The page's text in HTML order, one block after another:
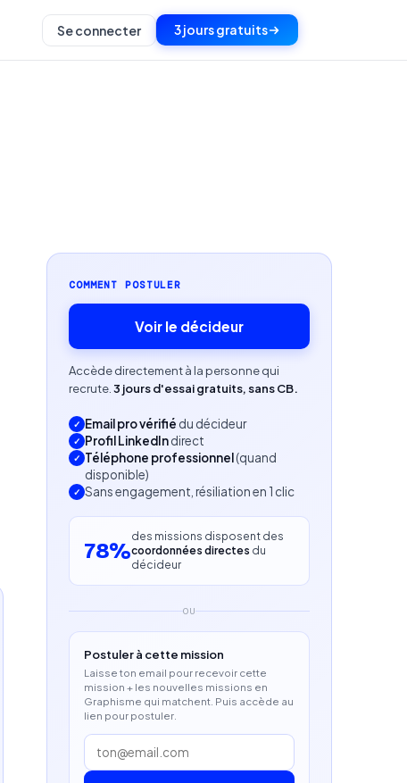
Se connecter 3 jours gratuits
COMMENT POSTULER
Voir le décideur
Accède directement à la personne qui
recrute. 3 jours d'essai gratuits, sans CB.
Email pro vérifié du décideur
Profil LinkedIndirect
Téléphone professionnel(quand
disponible)
Sans engagement, résiliation en 1 clic
78%
des missions disposent des
coordonnées directes du
décideur
OU
Postuler à cette mission
Laisse ton email pour recevoir cette
mission + les nouvelles missions en
Graphisme qui matchent. Puis accède au
lien pour postuler.